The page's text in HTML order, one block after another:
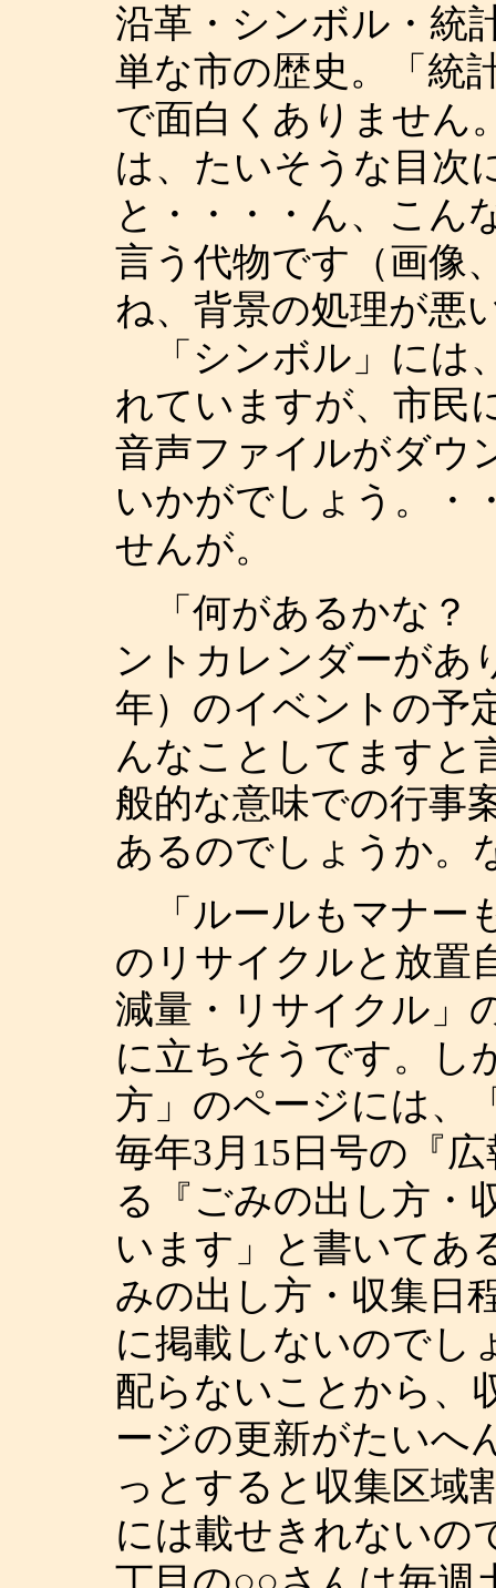
沿革・シンボル・統
単な市の歴史。「統
で面白くありません
は、たいそうな目次
と・・・・ん、こん
言う代物です（画像
ね、背景の処理が悪
「シンボル」には
れていますが、市民
音声ファイルがダウ
いかがでしょう。・
せんが。
「何があるかな？
ントカレンダーがあ
年）のイベントの予
んなことしてますと
般的な意味での行事
あるのでしょうか。
「ルールもマナー
のリサイクルと放置
減量・リサイクル」
に立ちそうです。し
方」のページには、
毎年3月15日号の『
る『ごみの出し方・
います」と書いてあ
みの出し方・収集日
に掲載しないのでし
配らないことから、
ージの更新がたいへ
っとすると収集区域
には載せきれない